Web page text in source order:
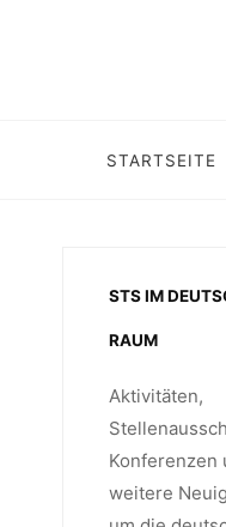
STARTSEITE
Home
STS IM
RAUM
Aktivitäten,
Konferenzen
weitere